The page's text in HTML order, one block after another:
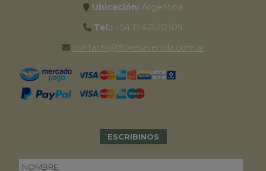
Ubicación: Argentina
Tel.: +54 11 42520309
contacto@floresavenida.com.ar
ESCRIBINOS